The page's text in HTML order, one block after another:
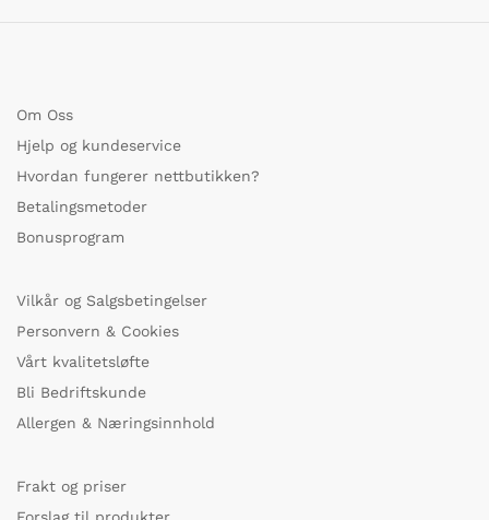
Om Oss
Hjelp og kundeservice
Hvordan fungerer nettbutikken?
Betalingsmetoder
Bonusprogram
Vilkår og Salgsbetingelser
Personvern & Cookies
Vårt kvalitetsløfte
Bli Bedriftskunde
Allergen & Næringsinnhold
Frakt og priser
Forslag til produkter